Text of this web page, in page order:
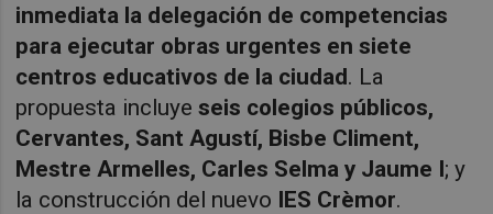
inmediata la delegación de competencias
para ejecutar obras urgentes en siete
centros educativos de la ciudad. La
propuesta incluyeseis colegios públicos,
Cervantes, Sant Agustí, Bisbe Climent,
Mestre Armelles, Carles Selma y Jaume I; y
la construcción del nuevo IES Crèmor.